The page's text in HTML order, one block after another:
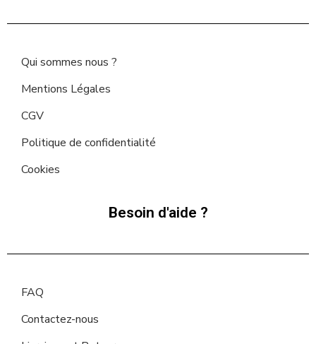
Qui sommes nous ?
Mentions Légales
CGV
Politique de confidentialité
Cookies
Besoin d'aide ?
FAQ
Contactez-nous